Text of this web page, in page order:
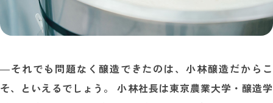
―それでも問題なく醸造できたのは、小林醸造だからこ
そ、といえるでしょう。 小林社長は東京農業大学・醸造学